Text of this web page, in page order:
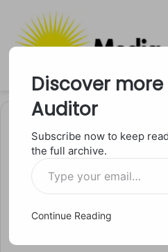
अंतर्राष्ट्रीय
Anura
Discover
Auditor
Subscribe now to keep
the full archive.
Type
your
email…
Continue Reading